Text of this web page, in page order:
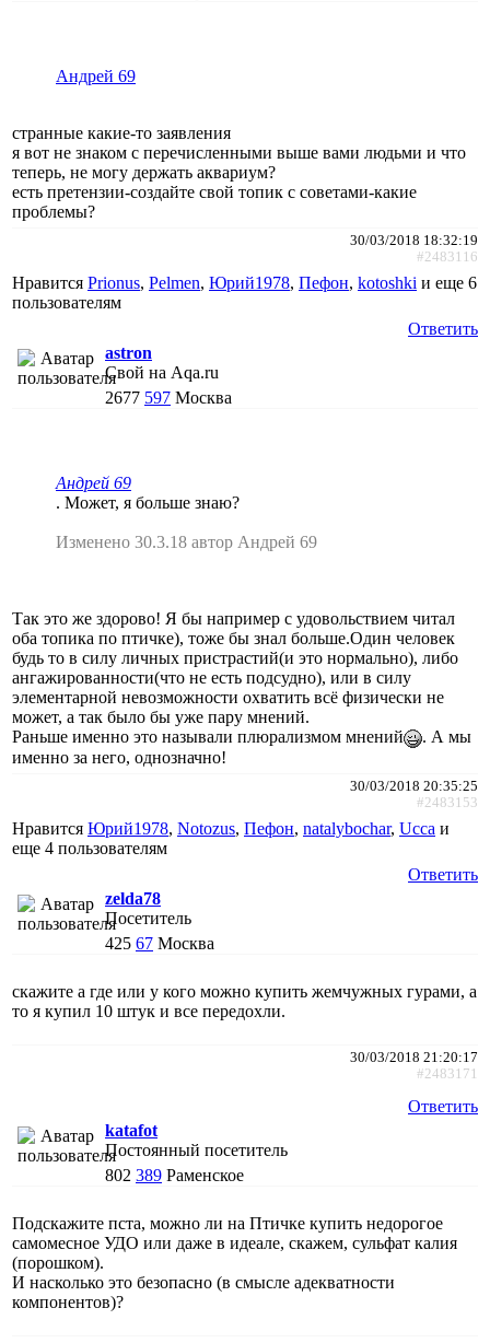
Андрей 69
странные какие-то заявления
я вот не знаком с перечисленными выше вами людьми и что
теперь, не могу держать аквариум?
есть претензии-создайте свой топик с советами-какие
проблемы?
30/03/2018 18:32:19
#2483116
Нравится Prionus, Pelmen, Юрий1978, Пефон, kotoshki и еще 6
пользователям
Ответить
astron
Свой на Aqa.ru
2677 597 Москва
Андрей 69
. Может, я больше знаю?
Изменено 30.3.18 автор Андрей 69
Так это же здорово! Я бы например с удовольствием читал
оба топика по птичке), тоже бы знал больше.Один человек
будь то в силу личных пристрастий(и это нормально), либо
ангажированности(что не есть подсудно), или в силу
элементарной невозможности охватить всё физически не
может, а так было бы уже пару мнений.
Раньше именно это называли плюрализмом мнений
. А мы
именно за него, однозначно!
30/03/2018 20:35:25
#2483153
Нравится Юрий1978, Notozus, Пефон, natalybochar, Ucca и
еще 4 пользователям
Ответить
zelda78
Посетитель
425 67 Москва
скажите а где или у кого можно купить жемчужных гурами, а
то я купил 10 штук и все передохли.
30/03/2018 21:20:17
#2483171
Ответить
katafot
Постоянный посетитель
802 389 Раменское
Подскажите пста, можно ли на Птичке купить недорогое
самомесное УДО или даже в идеале, скажем, сульфат калия
(порошком).
И насколько это безопасно (в смысле адекватности
компонентов)?